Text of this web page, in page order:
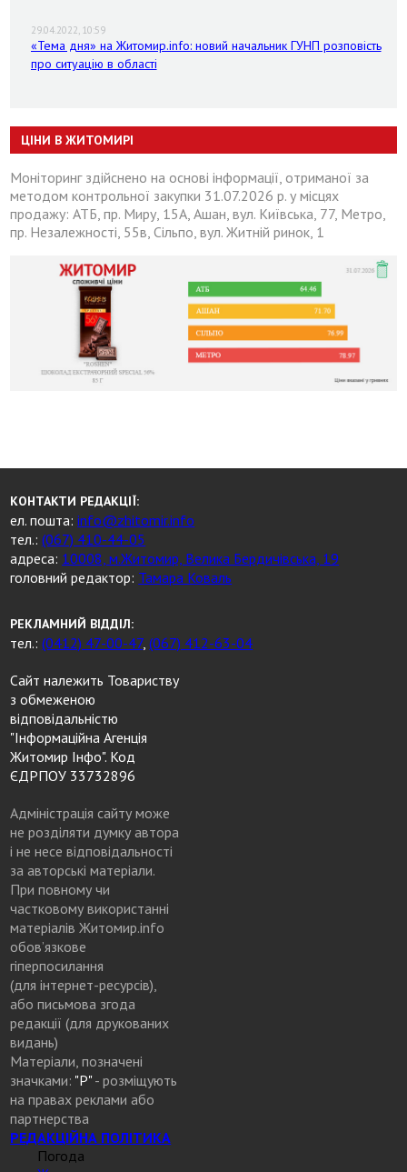
29.04.2022, 10:59
«Тема дня» на Житомир.info: новий начальник ГУНП розповість
про ситуацію в області
ЦІНИ В ЖИТОМИРІ
Моніторинг здійснено на основі інформації, отриманої за
методом контрольної закупки 31.07.2026 р. у місцях
продажу: АТБ, пр. Миру, 15А, Ашан, вул. Київська, 77, Метро,
пр. Незалежності, 55в, Сільпо, вул. Житній ринок, 1
КОНТАКТИ РЕДАКЦІЇ:
ел. пошта:info@zhitomir.info
тел.:(067) 410-44-05
адреса: 10008, м.Житомир, Велика Бердичівська, 19
головний редактор: Тамара Коваль
РЕКЛАМНИЙ ВІДДІЛ:
тел.:(0412) 47-00-47,(067) 412-63-04
Сайт належить Товариству
з обмеженою
відповідальністю
"Інформаційна Агенція
Житомир Інфо". Код
ЄДРПОУ 33732896
Адміністрація сайту може
не розділяти думку автора
і не несе відповідальності
за авторські матеріали.
При повному чи
частковому використанні
матеріалів Житомир.info
обов’язкове
гіперпосилання
(для інтернет-ресурсів),
або письмова згода
редакції (для друкованих
видань)
Матеріали, позначені
значками: "Р"- розміщують
на правах реклами або
партнерства
РЕДАКЦІЙНА ПОЛІТИКА
Погода